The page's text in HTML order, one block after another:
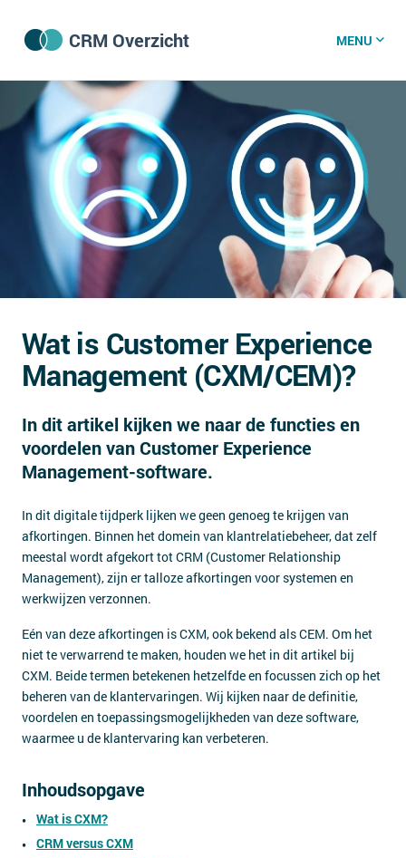
CRM Overzicht
CRM software
CRM kenniscentrum
CRM nieuws
Wat is CRM?
CRM vacatures
Over ons
Contact
MENU
Wat is Customer Experience
Management (CXM/CEM)?
In dit artikel kijken we naar de functies en
voordelen van Customer Experience
Management-software.
In dit digitale tijdperk lijken we geen genoeg te krijgen van
afkortingen. Binnen het domein van klantrelatiebeheer, dat zelf
meestal wordt afgekort tot CRM (Customer Relationship
Management), zijn er talloze afkortingen voor systemen en
werkwijzen verzonnen.
Eén van deze afkortingen is CXM, ook bekend als CEM. Om het
niet te verwarrend te maken, houden we het in dit artikel bij
CXM. Beide termen betekenen hetzelfde en focussen zich op het
beheren van de klantervaringen. Wij kijken naar de definitie,
voordelen en toepassingsmogelijkheden van deze software,
waarmee u de klantervaring kan verbeteren.
Inhoudsopgave
Wat is CXM?
CRM versus CXM